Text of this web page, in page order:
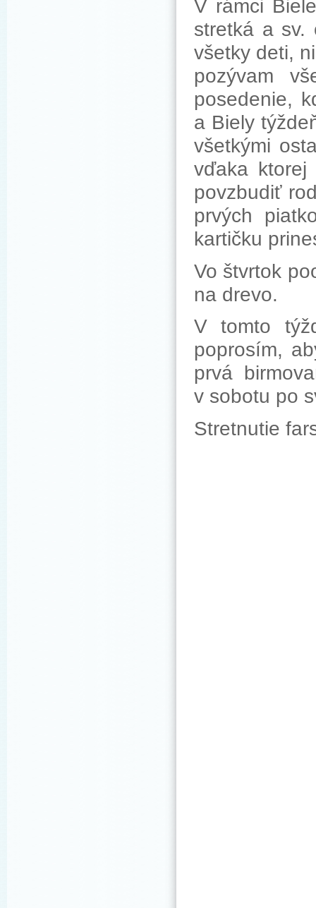
V rámci
stretká a sv.
všetky deti,
pozývam
posedenie,
a Biely
všetkými
vďaka
povzbudiť
prvých
kartičku
Vo štvrtok
na drevo.
V tomto
poprosím,
prvá
v sobotu po
Stretnutie